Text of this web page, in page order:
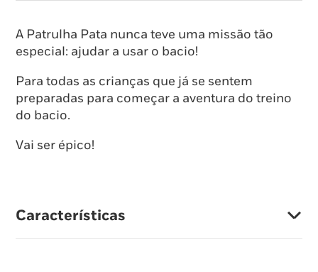
A Patrulha Pata nunca teve uma missão tão
especial: ajudar a usar o bacio!
Para todas as crianças que já se sentem
preparadas para começar a aventura do treino
do bacio.
Vai ser épico!
Características